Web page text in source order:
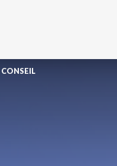
CONSEIL